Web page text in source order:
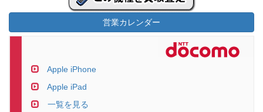
営業カレンダー
Apple iPhone
Apple iPad
一覧を見る